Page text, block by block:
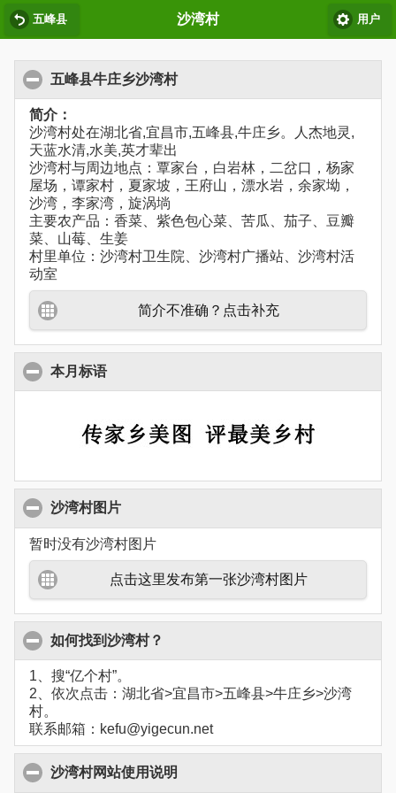
五峰县 沙湾村 用户
五峰县牛庄乡沙湾村
简介：
沙湾村处在湖北省,宜昌市,五峰县,牛庄乡。人杰地灵,
天蓝水清,水美,英才辈出
沙湾村与周边地点：覃家台，白岩林，二岔口，杨家
屋场，谭家村，夏家坡，王府山，漂水岩，余家坳，
沙湾，李家湾，旋涡埫
主要农产品：香菜、紫色包心菜、苦瓜、茄子、豆瓣
菜、山莓、生姜
村里单位：沙湾村卫生院、沙湾村广播站、沙湾村活
动室
简介不准确？点击补充
本月标语
沙湾村图片
暂时没有沙湾村图片
点击这里发布第一张沙湾村图片
如何找到沙湾村？
1、搜“亿个村”。
2、依次点击：湖北省>宜昌市>五峰县>牛庄乡>沙湾
村。
联系邮箱：kefu@yigecun.net
沙湾村网站使用说明